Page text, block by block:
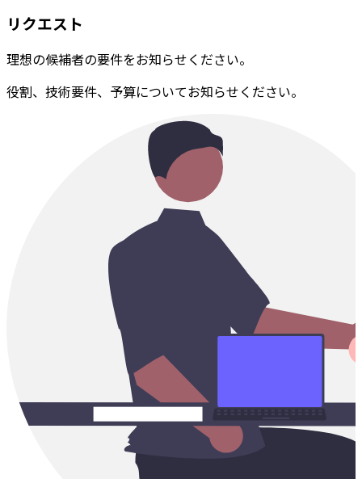
リクエスト
理想の候補者の要件をお知らせください。
役割、技術要件、予算についてお知らせください。